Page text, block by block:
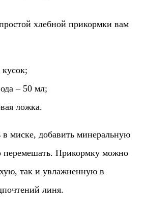
хлебной прикормки вам
– 50 мл;
ложка.
миске, добавить минеральную
перемешать. Прикормку можно
так и увлажненную в
линя.